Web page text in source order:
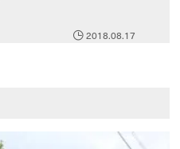
2018.08.17